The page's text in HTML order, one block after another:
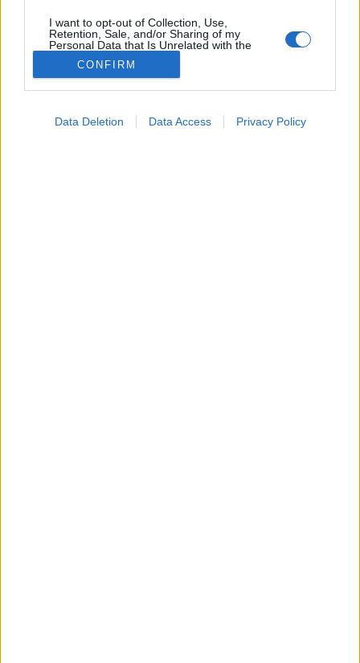
I want to opt-out of Collection, Use,
Retention, Sale, and/or Sharing of my
Personal Data that Is Unrelated with the
Purposes for which it was collected.
Opted Out
CONFIRM
Data Deletion Data Access Privacy Policy